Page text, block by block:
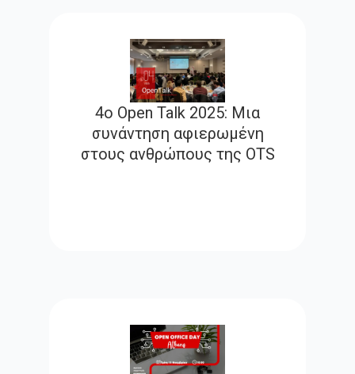
4ο Open Talk 2025: Μια
συνάντηση αφιερωμένη
στους ανθρώπους της OTS